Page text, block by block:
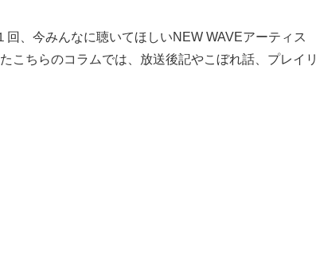
、今みんなに聴いてほしいNEW WAVEアーティス
こちらのコラムでは、放送後記やこぼれ話、プレイリ